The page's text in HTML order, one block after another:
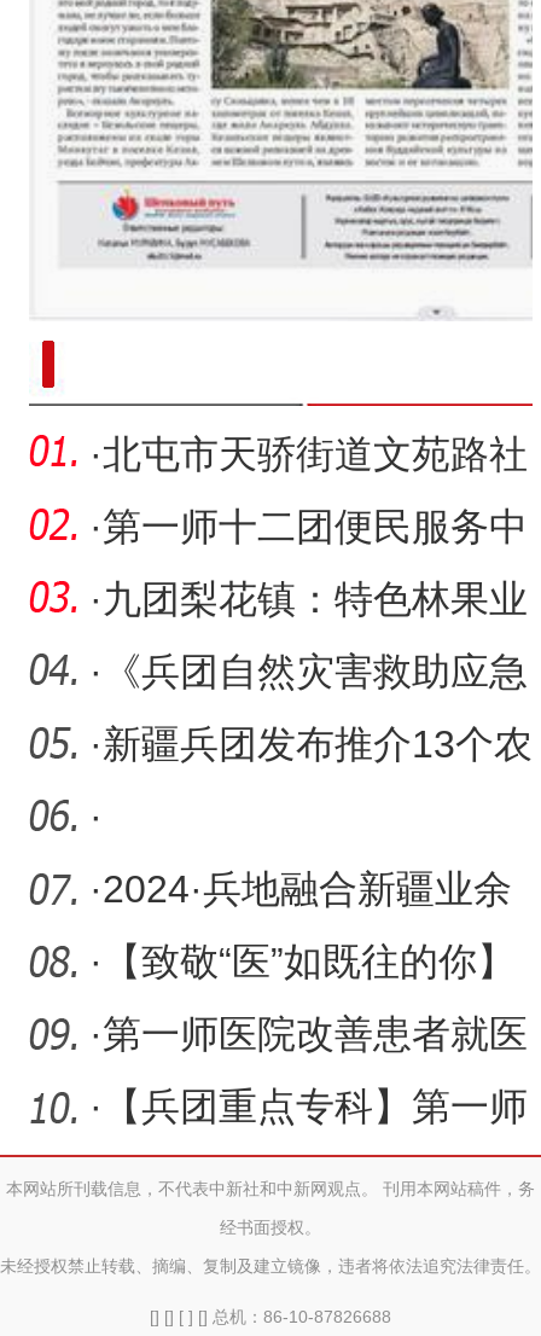
·北屯市天骄街道文苑路社
区开展“我为老兵办实事”
·第一师十二团便民服务中
心开展残疾人文化进家庭“
·九团梨花镇：特色林果业
铺就乡村振兴路
·
《兵团自然灾害救助应急
预案》修订印发
·新疆兵团发布推介13个农
业主导品种和3项主推技术
·
·2024·兵地融合新疆业余
篮球联赛总决赛开赛
·
【致敬“医”如既往的你】
吕战虎：刀尖流爱“骨”
·第一师医院改善患者就医
体验10个案例荣获国家奖
项
·
【兵团重点专科】第一师
医院内分泌风湿免疫科
本网站所刊载信息，不代表中新社和中新网观点。 刊用本网站稿件，务
经书面授权。
未经授权禁止转载、摘编、复制及建立镜像，违者将依法追究法律责任。
[] [] [ ] [] 总机：86-10-87826688